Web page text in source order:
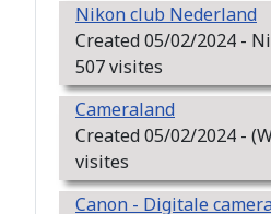
Canon - Digitale
Cameraland
Created 05/02/2024 -
visites
Nikon club Nederland
Created 05/02/2024 -
507 visites